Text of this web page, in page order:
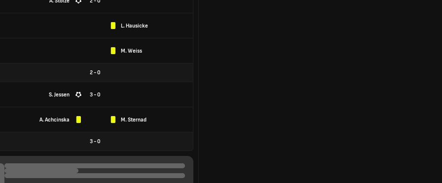
L. Hausicke
M. Weiss
2-0
S. Jessen 3 - 0
A. Achcinska M. Sternad
3-0